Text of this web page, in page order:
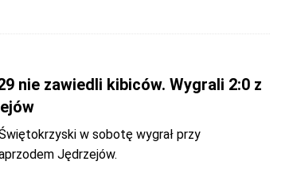
nie zawiedli kibiców. Wygrali 2:0 z
w sobotę wygrał przy
Jędrzejów.